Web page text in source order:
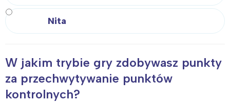
Nita
W jakim trybie gry zdobywasz punkty
za przechwytywanie punktów
kontrolnych?